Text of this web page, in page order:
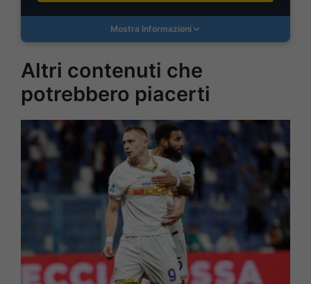
Mostra Informazioni
Altri contenuti che
potrebbero piacerti